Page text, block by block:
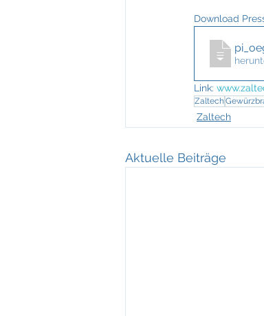
Download
Link:
Zaltech
Zaltech
Aktuelle Beiträge